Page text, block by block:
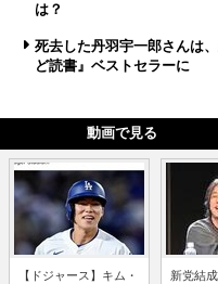
は？
死去した丹羽宇一郎さんは
ど読書』ベストセラーに
動画で見る
【ドジャース】キム・
新党結